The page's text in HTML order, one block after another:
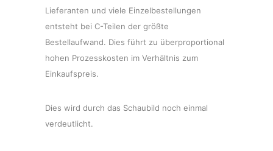
Lieferanten und viele Einzelbestellungen
entsteht bei C-Teilen der größte
Bestellaufwand. Dies führt zu überproportional
hohen Prozesskosten im Verhältnis zum
Einkaufspreis.
Dies wird durch das Schaubild noch einmal
verdeutlicht.